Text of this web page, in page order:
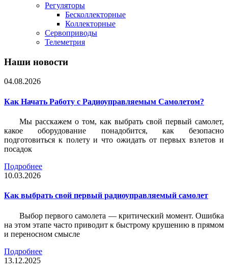
Регуляторы
Бесколлекторные
Коллекторные
Сервоприводы
Телеметрия
Наши новости
04.08.2026
Как Начать Работу с Радиоуправляемым Самолетом?
Мы расскажем о том, как выбрать свой первый самолет,
какое оборудование понадобится, как безопасно
подготовиться к полету и что ожидать от первых взлетов и
посадок
Подробнее
10.03.2026
Как выбрать свой первый радиоуправляемый самолет
Выбор первого самолета — критический момент. Ошибка
на этом этапе часто приводит к быстрому крушению в прямом
и переносном смысле
Подробнее
13.12.2025